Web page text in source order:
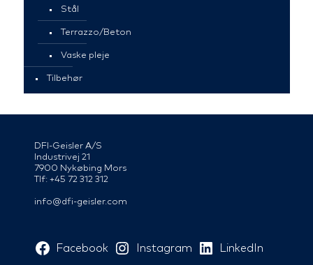
Stål
Terrazzo/Beton
Vaske pleje
Tilbehør
DFI-Geisler A/S
Industrivej 21
7900 Nykøbing Mors
Tlf: +45 72 312 312
info@dfi-geisler.com
Facebook Instagram LinkedIn